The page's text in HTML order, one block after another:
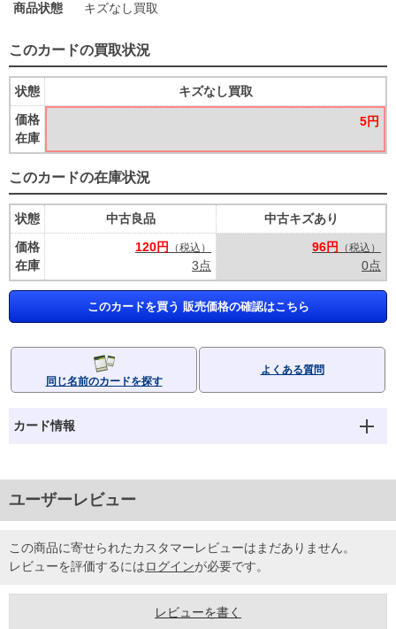
商品状態
キズなし買取
このカードの買取状況
状態
価格
在庫
キズなし買取
5円
このカードの在庫状況
状態
価格
在庫
中古良品
120円
（税込）
3点
中古キズあり
96円
（税込）
0点
このカードを買う 販売価格の確認はこちら
同じ名前のカードを探す
よくある質問
カード情報
ユーザーレビュー
この商品に寄せられたカスタマーレビューはまだありません。
レビューを評価するにはログインが必要です。
レビューを書く